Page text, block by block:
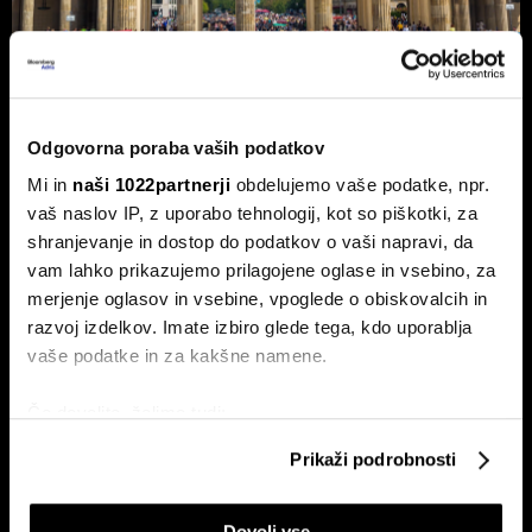
Odgovorna poraba vaših podatkov
Mi in naši 1022partnerji obdelujemo vaše podatke, npr.
vaš naslov IP, z uporabo tehnologij, kot so piškotki, za
shranjevanje in dostop do podatkov o vaši napravi, da
vam lahko prikazujemo prilagojene oglase in vsebino, za
merjenje oglasov in vsebine, vpoglede o obiskovalcih in
razvoj izdelkov. Imate izbiro glede tega, kdo uporablja
vaše podatke in za kakšne namene.
Identificirati napravo z aktivnim preverjanjem
Prikaži podrobnosti
Nemčija voli: Zgodovinsko zmago
AfD in potop Merza lahko prepreči le
'slovenski scenarij'
Septembra v Saški-Anhalt, Berlinu in Mecklenburg-
Predpomorjanski deželne volitve, ki bodo podale oceno
Merzeve vlade.